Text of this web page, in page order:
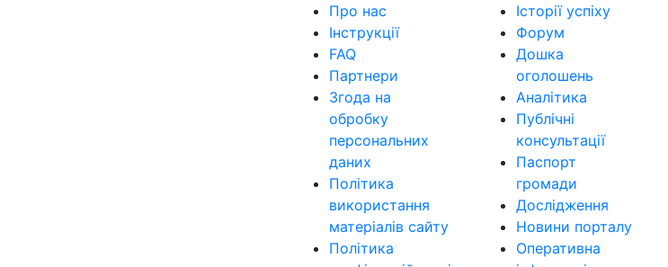
Про нас
Інструкції
FAQ
Партнери
Згода на
обробку
персональних
даних
Політика
використання
матеріалів сайту
Політика
Історії успіху
Форум
Дошка
оголошень
Аналітика
Публічні
консультації
Паспорт
громади
Дослідження
Новини порталу
Оперативна